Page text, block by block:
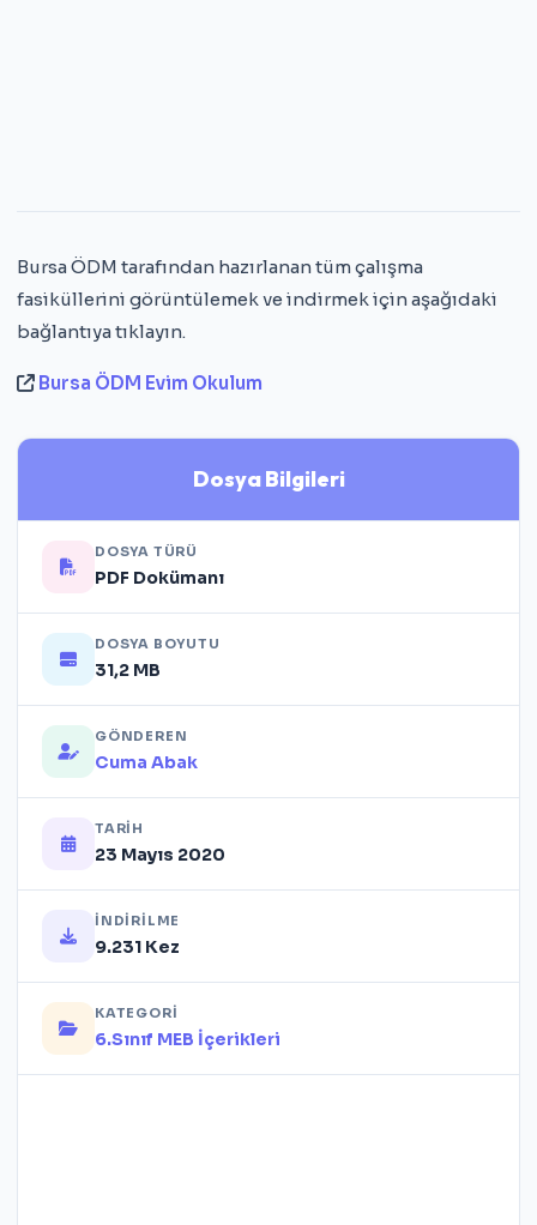
Bursa ÖDM tarafından hazırlanan tüm çalışma
fasiküllerini görüntülemek ve indirmek için aşağıdaki
bağlantıya tıklayın.
Bursa ÖDM Evim Okulum
Dosya Bilgileri
DOSYA TÜRÜ
PDF Dokümanı
DOSYA BOYUTU
31,2 MB
GÖNDEREN
Cuma Abak
TARIH
23 Mayıs 2020
İNDIRILME
9.231 Kez
KATEGORI
6.Sınıf MEB İçerikleri